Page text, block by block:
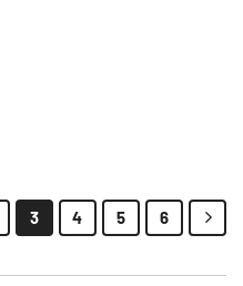
3 4 5 6